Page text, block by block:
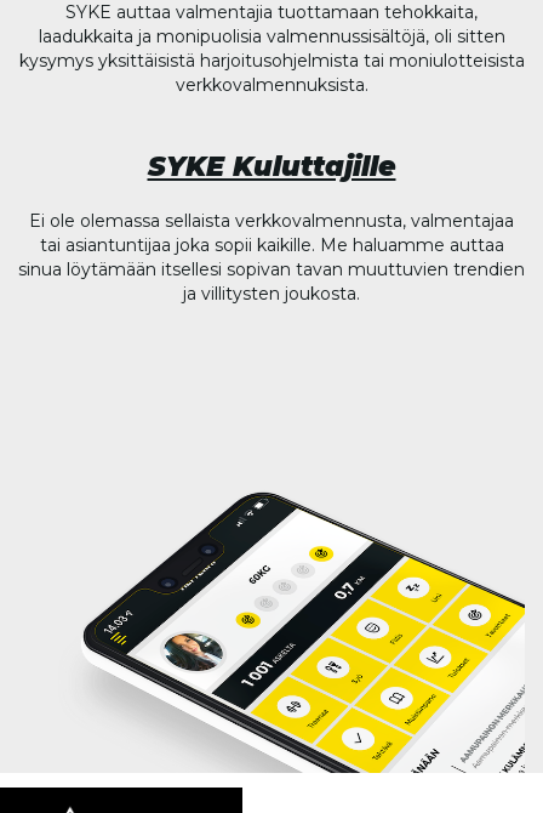
SYKE auttaa valmentajia tuottamaan tehokkaita,
laadukkaita ja monipuolisia valmennussisältöjä, oli sitten
kysymys yksittäisistä harjoitusohjelmista tai moniulotteisista
verkkovalmennuksista.
SYKE Kuluttajille
Ei ole olemassa sellaista verkkovalmennusta, valmentajaa
tai asiantuntijaa joka sopii kaikille. Me haluamme auttaa
sinua löytämään itsellesi sopivan tavan muuttuvien trendien
ja villitysten joukosta.